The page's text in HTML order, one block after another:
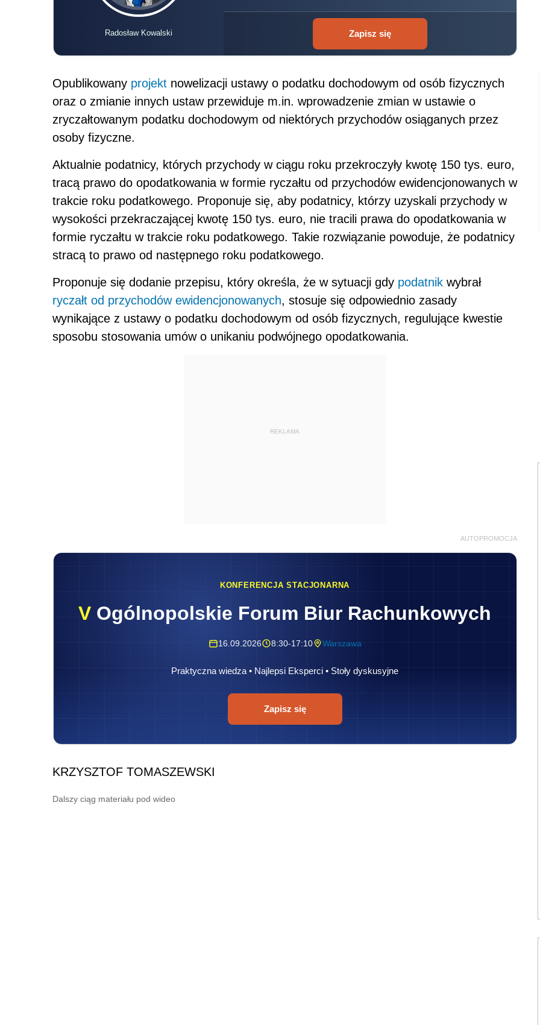
Radosław Kowalski Zapisz się
Opublikowany projekt nowelizacji ustawy o podatku dochodowym od osób fizycznych
oraz o zmianie innych ustaw przewiduje m.in. wprowadzenie zmian w ustawie o
zryczałtowanym podatku dochodowym od niektórych przychodów osiąganych przez
osoby fizyczne.
Aktualnie podatnicy, których przychody w ciągu roku przekroczyły kwotę 150 tys. euro,
tracą prawo do opodatkowania w formie ryczałtu od przychodów ewidencjonowanych w
trakcie roku podatkowego. Proponuje się, aby podatnicy, którzy uzyskali przychody w
wysokości przekraczającej kwotę 150 tys. euro, nie tracili prawa do opodatkowania w
formie ryczałtu w trakcie roku podatkowego. Takie rozwiązanie powoduje, że podatnicy
stracą to prawo od następnego roku podatkowego.
Proponuje się dodanie przepisu, który określa, że w sytuacji gdy podatnik wybrał
ryczałt od przychodów ewidencjonowanych, stosuje się odpowiednio zasady
wynikające z ustawy o podatku dochodowym od osób fizycznych, regulujące kwestie
sposobu stosowania umów o unikaniu podwójnego opodatkowania.
REKLAMA
AUTOPROMOCJA
KONFERENCJA STACJONARNA
V Ogólnopolskie Forum Biur Rachunkowych
16.09.2026 8:30-17:10 Warszawa
Praktyczna wiedza • Najlepsi Eksperci • Stoły dyskusyjne
Zapisz się
KRZYSZTOF TOMASZEWSKI
Dalszy ciąg materiału pod wideo